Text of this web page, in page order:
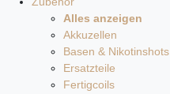
Alles anzeigen
Akkuzellen
Basen & Nikotinshots
Ersatzteile
Fertigcoils